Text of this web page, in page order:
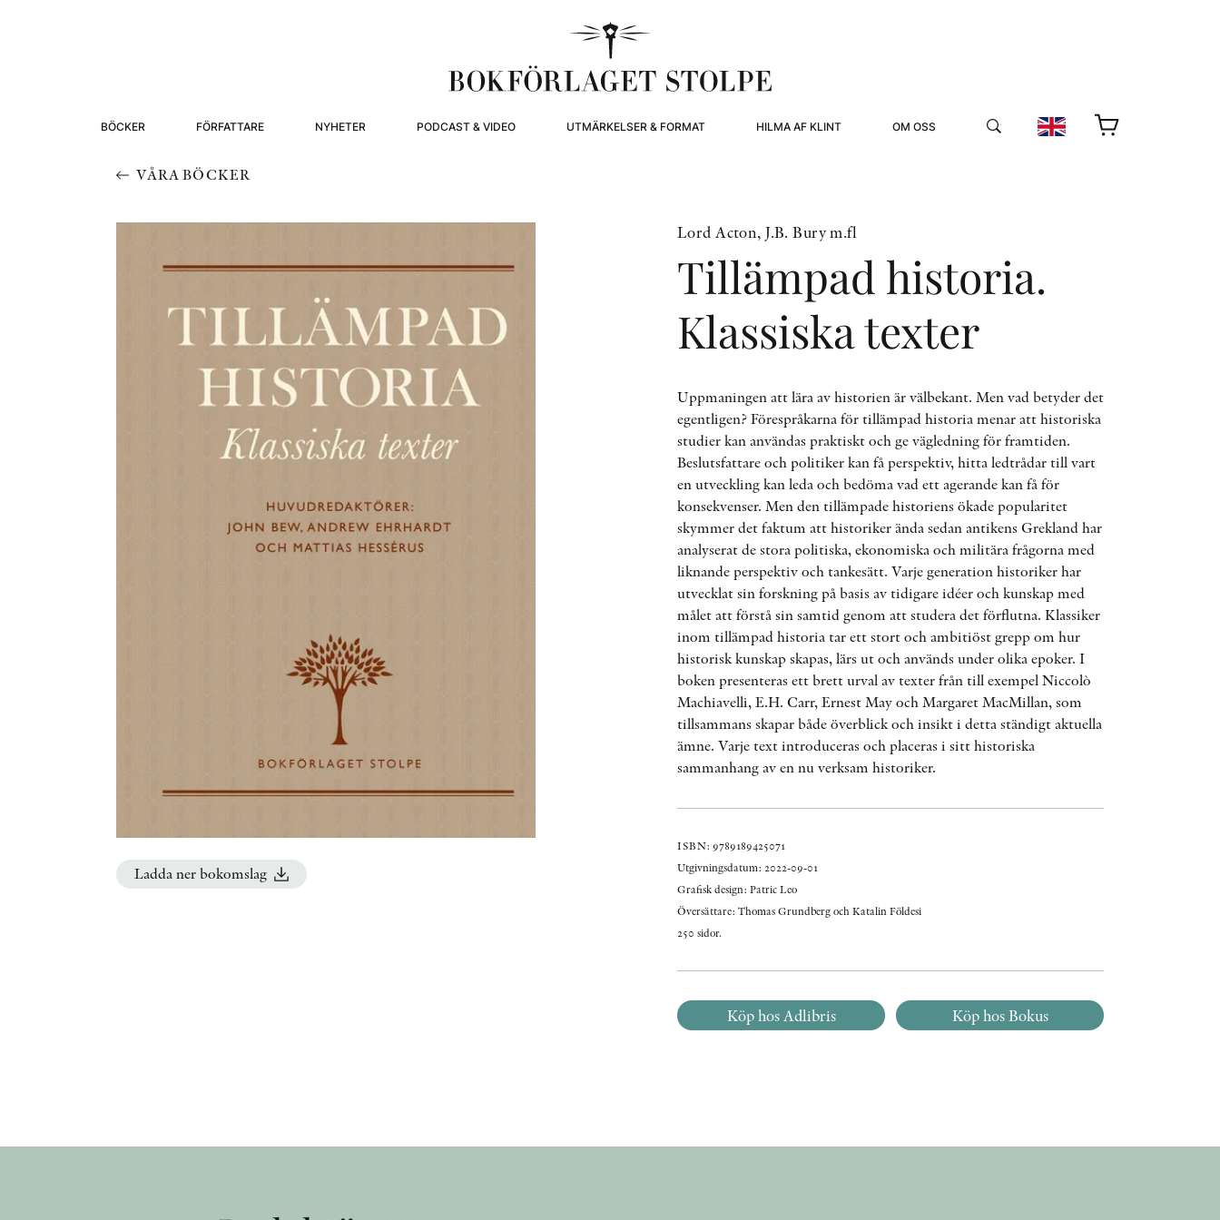
BÖCKER FÖRFATTARE NYHETER PODCAST & VIDEO UTMÄRKELSER & FORMAT HILMA AF KLINT OM OSS
ÖVRIGA FORMAT
PRESSKONTAKT
PEER REVIEW-PROCESSEN
VÅRA BÖCKER
Ladda ner bokomslag
Lord Acton, J.B. Bury m.fl
Tillämpad historia.
Klassiska texter
Uppmaningen att lära av historien är välbekant. Men vad betyder det
egentligen? Förespråkarna för tillämpad historia menar att historiska
studier kan användas praktiskt och ge vägledning för framtiden.
Beslutsfattare och politiker kan få perspektiv, hitta ledtrådar till vart
en utveckling kan leda och bedöma vad ett agerande kan få för
konsekvenser. Men den tillämpade historiens ökade popularitet
skymmer det faktum att historiker ända sedan antikens Grekland har
analyserat de stora politiska, ekonomiska och militära frågorna med
liknande perspektiv och tankesätt. Varje generation historiker har
utvecklat sin forskning på basis av tidigare idéer och kunskap med
målet att förstå sin samtid genom att studera det förflutna. Klassiker
inom tillämpad historia tar ett stort och ambitiöst grepp om hur
historisk kunskap skapas, lärs ut och används under olika epoker. I
boken presenteras ett brett urval av texter från till exempel Niccolò
Machiavelli, E.H. Carr, Ernest May och Margaret MacMillan, som
tillsammans skapar både överblick och insikt i detta ständigt aktuella
ämne. Varje text introduceras och placeras i sitt historiska
sammanhang av en nu verksam historiker.
ISBN: 9789189425071
Utgivningsdatum: 2022-09-01
Grafisk design: Patric Leo
Översättare: Thomas Grundberg och Katalin Földesi
250 sidor.
Köp hos Adlibris Köp hos Bokus